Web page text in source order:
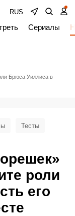
RUS
Сериалы
Брюса Уиллиса в
роли
его
Тесты